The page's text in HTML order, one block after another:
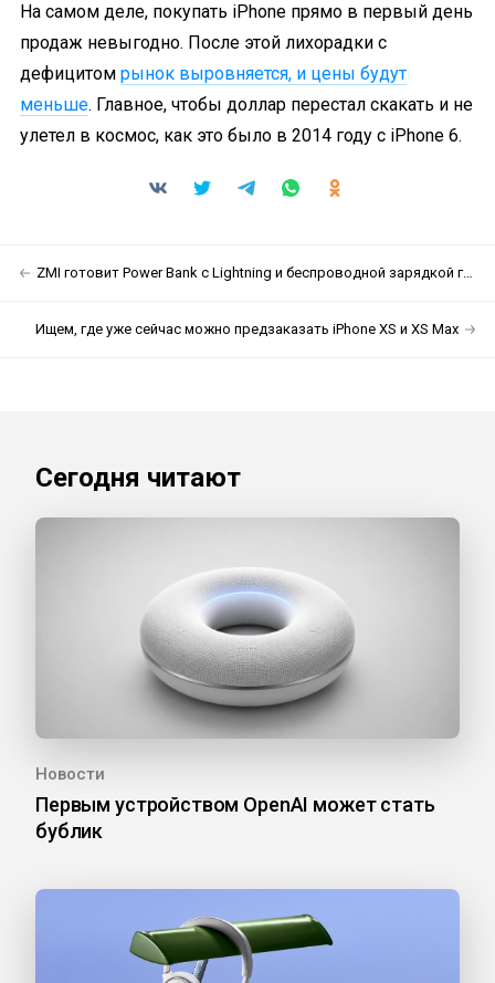
На самом деле, покупать iPhone прямо в первый день
продаж невыгодно. После этой лихорадки с
дефицитом рынок выровняется, и цены будут
меньше. Главное, чтобы доллар перестал скакать и не
улетел в космос, как это было в 2014 году с iPhone 6.
ZMI готовит Power Bank с Lightning и беспроводной зарядкой гаджетов
Ищем, где уже сейчас можно предзаказать iPhone XS и XS Max
Сегодня читают
Новости
Первым устройством OpenAI может стать
бублик